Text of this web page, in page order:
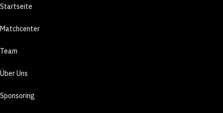
Startseite
Matchcenter
Team
Über Uns
Sponsoring